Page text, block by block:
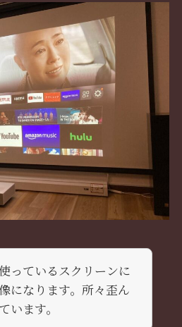
っているスクリーンに
になります。所々歪ん
います。